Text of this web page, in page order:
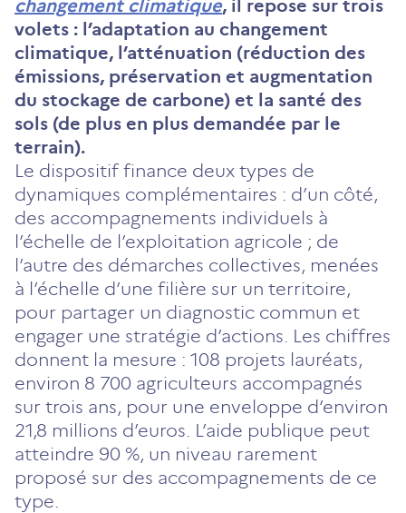
changement climatique, il repose sur trois
volets : l’adaptation au changement
climatique, l’atténuation (réduction des
émissions, préservation et augmentation
du stockage de carbone) et la santé des
sols (de plus en plus demandée par le
terrain).
Le dispositif finance deux types de
dynamiques complémentaires : d’un côté,
des accompagnements individuels à
l’échelle de l’exploitation agricole ; de
l’autre des démarches collectives, menées
à l’échelle d’une filière sur un territoire,
pour partager un diagnostic commun et
engager une stratégie d’actions. Les chiffres
donnent la mesure : 108 projets lauréats,
environ 8 700 agriculteurs accompagnés
sur trois ans, pour une enveloppe d’environ
21,8 millions d’euros. L’aide publique peut
atteindre 90 %, un niveau rarement
proposé sur des accompagnements de ce
type.